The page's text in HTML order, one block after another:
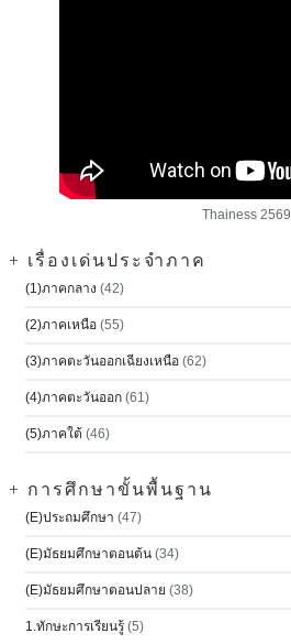
Thainess 2569
+ เรื่องเด่นประจำภาค
(1)ภาคกลาง (42)
(2)ภาคเหนือ (55)
(3)ภาคตะวันออกเฉียงเหนือ (62)
(4)ภาคตะวันออก (61)
(5)ภาคใต้ (46)
+ การศึกษาขั้นพื้นฐาน
(E)ประถมศึกษา (47)
(E)มัธยมศึกษาตอนต้น (34)
(E)มัธยมศึกษาตอนปลาย (38)
1.ทักษะการเรียนรู้ (5)